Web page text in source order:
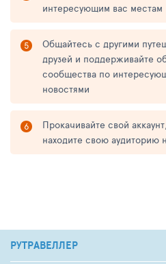
интересующим вас местам
Общайтесь с другими
друзей и поддерживайте
сообщества по
новостями
Прокачивайте свой
находите свою аудиторию
РУТРАВЕЛЛЕР